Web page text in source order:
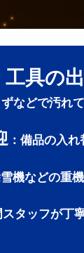
工具の
などで汚れ
：備品の入
機などの重
タッフが丁